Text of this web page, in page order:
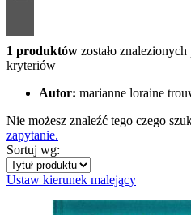
1 produktów zostało
kryteriów
Autor: marianne loraine
Nie możesz znaleźć tego czego
zapytanie.
Sortuj wg:
Ustaw kierunek malejący